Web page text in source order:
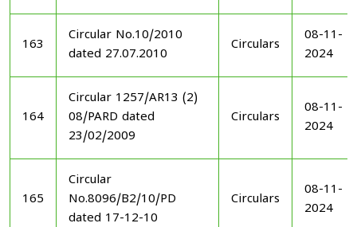
163
Circular No.10/2010
dated 27.07.2010
Circulars
08-11-
2024
164
Circular 1257/AR13 (2)
08/PARD dated
23/02/2009
Circulars
08-11-
2024
165
Circular
No.8096/B2/10/PD
dated 17-12-10
Circulars
08-11-
2024